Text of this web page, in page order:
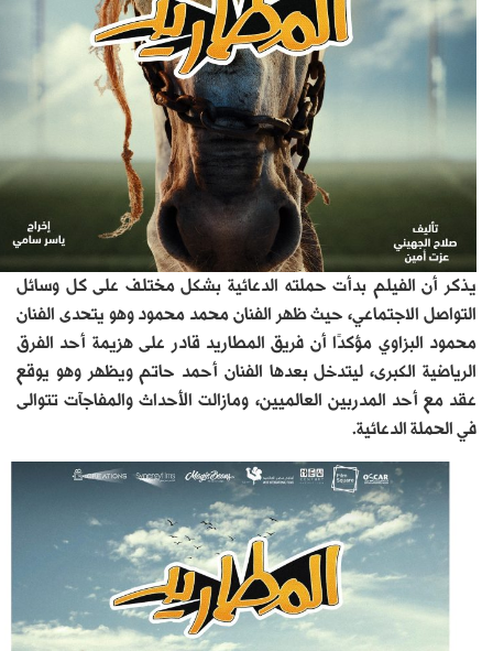
يذكر أن الفيلم بدأت حملته الدعائية بشكل مختلف على كل وسائل
التواصل الاجتماعي، حيث ظهر الفنان محمد محمود وهو يتحدى الفنان
محمود البزاوي مؤكدًا أن فريق المطاريد قادر على هزيمة أحد الفرق
الرياضية الكبرى، ليتدخل بعدها الفنان أحمد حاتم ويظهر وهو يوقع
عقد مع أحد المدربين العالميين، ومازالت الأحداث والمفاجآت تتوالى
في الحملة الدعائية.